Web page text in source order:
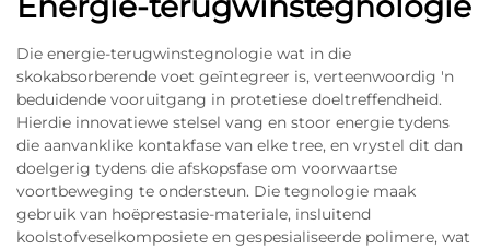
Die energie-terugwinstegnologie wat in die
skokabsorberende voet geïntegreer is, verteenwoordig 'n
beduidende vooruitgang in protetiese doeltreffendheid.
Hierdie innovatiewe stelsel vang en stoor energie tydens
die aanvanklike kontakfase van elke tree, en vrystel dit dan
doelgerig tydens die afskopsfase om voorwaartse
voortbeweging te ondersteun. Die tegnologie maak
gebruik van hoëprestasie-materiale, insluitend
koolstofveselkomposiete en gespesialiseerde polimere, wat